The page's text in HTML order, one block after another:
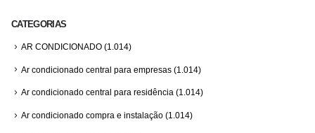
CATEGORIAS
AR CONDICIONADO (1.014)
Ar condicionado central para empresas (1.014)
Ar condicionado central para residência (1.014)
Ar condicionado compra e instalação (1.014)